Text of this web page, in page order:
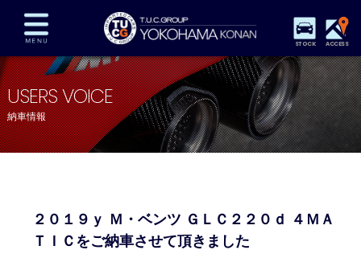
STOCK ACCESS
在庫車両情報 保証&サービス パーツリスト
TUCとは？ 店舗情報 アクセスマップ
全国納車 特別作業 注文販売
プライバシーポリシー スタッフblog
USERS VOICE
納車情報
２０１９ｙ Ｍ・ベンツ ＧＬＣ２２０ｄ ４ＭＡ
ＴＩＣをご納車させて頂きました